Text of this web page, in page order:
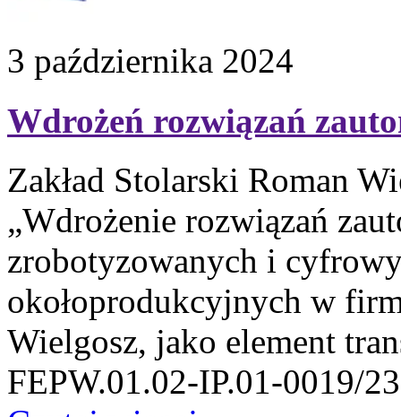
3 października 2024
Wdrożeń rozwiązań
Zakład Stolarski Roman
„Wdrożenie rozwiązań
zrobotyzowanych i
okołoprodukcyjnych w
Wielgosz, jako element
FEPW.01.02-IP.01-0019/23